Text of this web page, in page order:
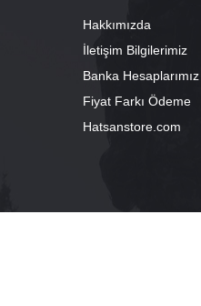
Hakkımızda
İletişim Bilgilerimiz
Banka Hesaplarımız
Fiyat Farkı Ödeme
Hatsanstore.com